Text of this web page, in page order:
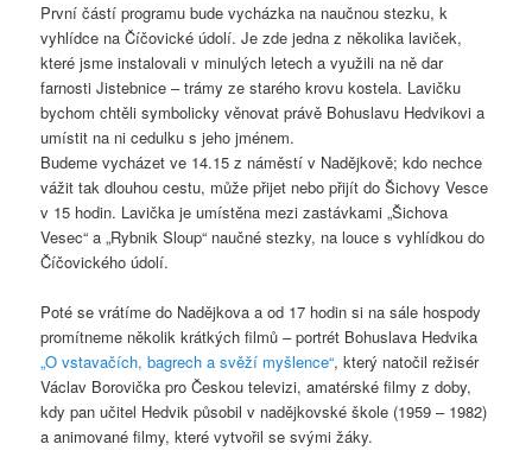
První částí programu bude vycházka na naučnou stezku, k
vyhlídce na Číčovické údolí. Je zde jedna z několika laviček,
které jsme instalovali v minulých letech a využili na ně dar
farnosti Jistebnice – trámy ze starého krovu kostela. Lavičku
bychom chtěli symbolicky věnovat právě Bohuslavu Hedvikovi a
umístit na ni cedulku s jeho jménem.
Budeme vycházet ve 14.15 z náměstí v Nadějkově; kdo nechce
vážit tak dlouhou cestu, může přijet nebo přijít do Šichovy Vesce
v 15 hodin. Lavička je umístěna mezi zastávkami „Šichova
Vesec“ a „Rybnik Sloup“ naučné stezky, na louce s vyhlídkou do
Číčovického údolí.
Poté se vrátíme do Nadějkova a od 17 hodin si na sále hospody
promítneme několik krátkých filmů – portrét Bohuslava Hedvika
„O vstavačích, bagrech a svěží myšlence“, který natočil režisér
Václav Borovička pro Českou televizi, amatérské filmy z doby,
kdy pan učitel Hedvik působil v nadějkovské škole (1959 – 1982)
a animované filmy, které vytvořil se svými žáky.